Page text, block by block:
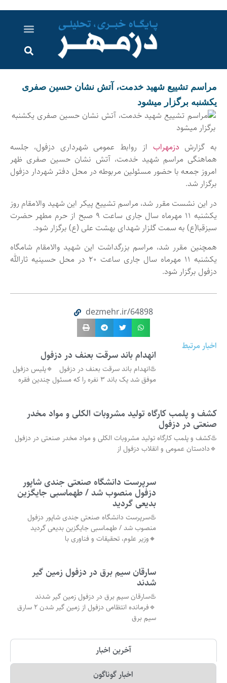
مراسم تشییع شهید خدمت، آتش نشان حسین صفری
یکشنبه برگزار میشود
به گزارش دزمهراب از روابط عمومی شهرداری دزفول، جلسه
هماهنگی مراسم شهید خدمت، آتش نشان حسین صفری ظهر
امروز جمعه با حضور مسئولین مربوطه در محل دفتر شهردار دزفول
برگزار شد.
در این نشست مقرر شد، مراسم تشییع پیکر این شهید والامقام روز
یکشنبه ۱۱ مهرماه سال جاری ساعت ۹ صبح از حرم مطهر حضرت
سبزقبا(ع) به سمت گلزار شهدای بهشت علی (ع) برگزار شود.
همچنین مقرر شد، مراسم بزرگداشت این شهید والامقام شامگاه
یکشنبه ۱۱ مهرماه سال جاری ساعت ۲۰ در محل حسینیه ثارالله
دزفول برگزار شود.
dezmehr.ir/64898
اخبار مرتبط
انهدام باند سرقت بعنف در دزفول
♨️انهدام باند سرقت بعنف در دزفول 🔹پلیس دزفول
موفق شد یک باند ۳ نفره را که مسئول چندین فقره
کشف و پلمب کارگاه تولید مشروبات الکلی و مواد مخدر
صنعتی در دزفول
♨️کشف و پلمب کارگاه تولید مشروبات الکلی و مواد مخدر صنعتی در دزفول
🔹دادستان عمومی و انقلاب دزفول از
سرپرست دانشگاه صنعتی جندی شاپور
دزفول منصوب شد / طهماسبی جایگزین
بدیعی گردید
♨️سرپرست دانشگاه صنعتی جندی شاپور دزفول
منصوب شد / طهماسبی جایگزین بدیعی گردید
🔸وزیر علوم، تحقیقات و فناوری با
سارقان سیم برق در دزفول زمین گیر
شدند
♨️سارقان سیم برق در دزفول زمین گیر شدند
🔹فرمانده انتظامی دزفول از زمین گیر شدن ۲ سارق
سیم برق
آخرین اخبار
اخبار گوناگون